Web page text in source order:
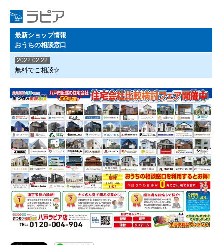
最新ショップ情報
おうちの相談窓口
2022.02.22
無料でご相談☆